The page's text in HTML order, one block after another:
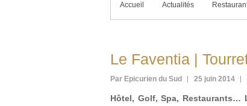
Accueil Actualités
Le Faventia |
Par Epicurien du Sud 25 juin 2014
Hôtel, Golf, Spa, Restaurants…